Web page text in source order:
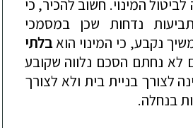
המינוי. חשוב להכיר, כי
נדחות שכן במסמכי
נקבע, כי המינוי הואבלתי
לא נחתם הסכם נלווה שקובע
לצורך בניית בית ולא לצורך
בנחלה.